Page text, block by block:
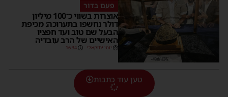
פעם בדור
אוצרות בשווי כ־100 מיליון
דולר נחשפו בתערוכה: מכיפת
הבעל שם טוב ועד חפציו
האישיים של הרב עובדיה
יוסי יחזקאלי 16:34
טען עוד כתבות